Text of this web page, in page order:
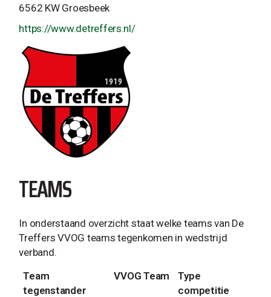
6562 KW Groesbeek
https://www.detreffers.nl/
TEAMS
In onderstaand overzicht staat welke teams van De
Treffers VVOG teams tegenkomen in wedstrijd
verband.
Team
tegenstander
VVOG Team
Type
competitie